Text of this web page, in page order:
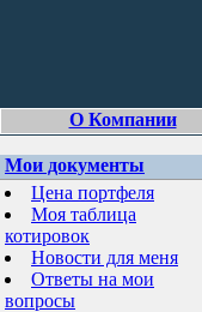
О Компании
Мои документы
Цена портфеля
Моя таблица
котировок
Новости для меня
Ответы на мои
вопросы